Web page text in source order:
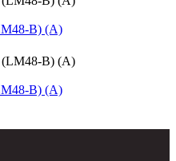
B) (A)
B) (А)